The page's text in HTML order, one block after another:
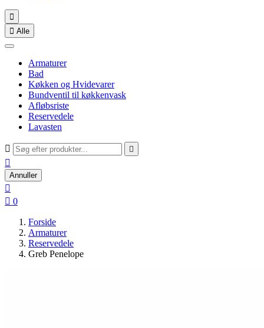

 Alle
Armaturer
Bad
Køkken og Hvidevarer
Bundventil til køkkenvask
Afløbsriste
Reservedele
Lavasten
 

Annuller

 0
Forside
Armaturer
Reservedele
Greb Penelope